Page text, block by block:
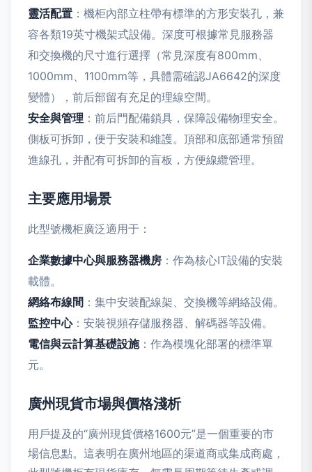
靈活配置 ：機柜內部立柱帶有標準的方形安裝孔，兼
容各類19英寸機架式設備。深度可根據常見服務器
和交換機的尺寸進行選擇（常見深度有800mm、
1000mm、1100mm等，具體需確認JA6642的深度
變體），前后部留有充足的理線空間。
安全與管理 ：前后門配備鎖具，保障設備物理安全。
側板可拆卸，便于安裝和維護。頂部和底部通常預留
進線孔，并配有可拆卸的盲板，方便線纜管理。
主要應用場景
此型號機柜廣泛適用于：
企業數據中心與服務器機房 ：作為核心IT設備的安裝
載體。
網絡布線間 ：集中安裝配線架、交換機等網絡設備。
監控中心：安裝視頻存儲服務器、解碼器等設備。
電信與云計算基礎設施：作為模塊化部署的標準單
元。
廣州現貨市場與價格淺析
用戶提及的“廣州現貨價格1600元”是一個重要的市
場信息點。這表明在廣州地區的渠道商或集成商處，